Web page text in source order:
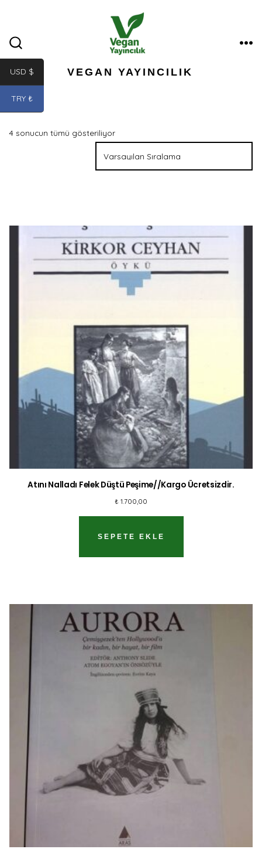
ÇUBUĞUNU
GÖSTER/GIZLEVEGAN YAYINCILIK
4 sonucun tümü gösteriliyor
Atını Nalladı Felek Düştü Peşime//Kargo Ücretsizdir.
₺ 1.700,00
SEPETE EKLE
USD $
TRY ₺